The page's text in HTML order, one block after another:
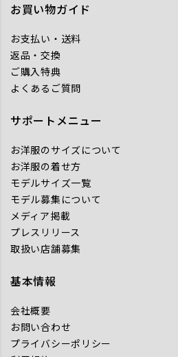
お買い物ガイド
お支払い・送料
返品・交換
ご購入特典
よくあるご質問
サポートメニュー
お洋服のサイズについて
お洋服の着せ方
モデルサイズ一覧
モデル募集について
メディア掲載
プレスリリース
取扱い店舗募集
基本情報
会社概要
お問い合わせ
プライバシーポリシー